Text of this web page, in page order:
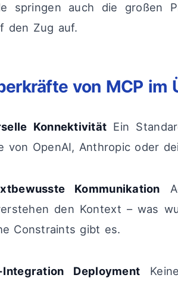
springen auch die großen
den Zug auf.
von MCP im
Konnektivität Ein
von OpenAI, Anthropic oder
Kommunikation
den Kontext – was
Constraints gibt es.
Integration Deployment